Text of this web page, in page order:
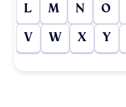
L M N O
V W X Y